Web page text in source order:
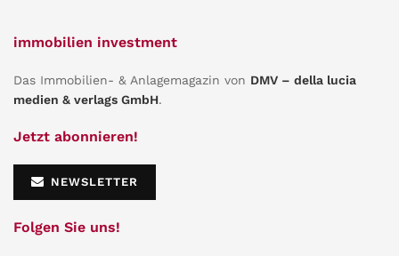
immobilien investment
Das Immobilien- & Anlagemagazin von DMV – della lucia
medien & verlags GmbH.
Jetzt abonnieren!
NEWSLETTER
Folgen Sie uns!